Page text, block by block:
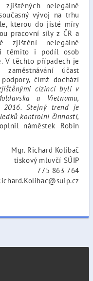
nelegálně
vývoj na trhu
kterou do jisté míry
pracovní síly z ČR a
zjištění nelegálně
těmito i podíl osob
V těchto případech je
účast
čímž dochází
cizinci byli v
a Vietnamu,
Stejný trend je
kontrolní činnosti,
náměstek Robin
Mgr. Richard Kolibač
tiskový mluvčí SÚIP
775 863 764